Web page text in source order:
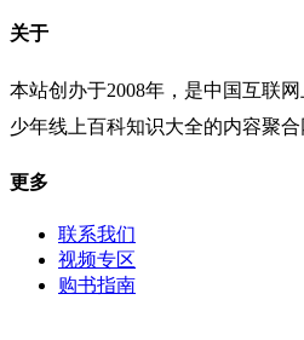
关于
本站创办于2008年，是中国互联
少年线上百科知识大全的内容聚合
更多
联系我们
视频专区
购书指南